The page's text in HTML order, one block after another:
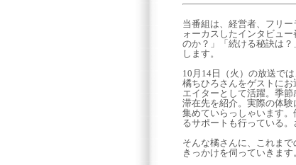
当番組は、経営者、フリ
ォーカスしたインタビュ
のか？」「続ける秘訣は
します。
10月14日（火）の放送で
橘ちひろさんをゲストに
エイターとして活躍。季
滞在先を紹介。実際の体
集めていらっしゃいます
るサポートも行っている
そんな橘さんに、これま
きっかけを伺っていきま